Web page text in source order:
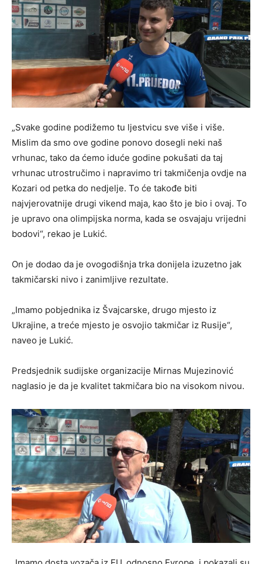
„Svake godine podižemo tu ljestvicu sve više i više.
Mislim da smo ove godine ponovo dosegli neki naš
vrhunac, tako da ćemo iduće godine pokušati da taj
vrhunac utrostručimo i napravimo tri takmičenja ovdje na
Kozari od petka do nedjelje. To će takođe biti
najvjerovatnije drugi vikend maja, kao što je bio i ovaj. To
je upravo ona olimpijska norma, kada se osvajaju vrijedni
bodovi“, rekao je Lukić.
On je dodao da je ovogodišnja trka donijela izuzetno jak
takmičarski nivo i zanimljive rezultate.
„Imamo pobjednika iz Švajcarske, drugo mjesto iz
Ukrajine, a treće mjesto je osvojio takmičar iz Rusije“,
naveo je Lukić.
Predsjednik sudijske organizacije Mirnas Mujezinović
naglasio je da je kvalitet takmičara bio na visokom nivou.